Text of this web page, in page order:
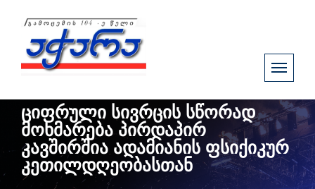
ციფრული სივრცის სწორად
მოხმარება პირდაპირ
კავშირშია ადამიანის ფსიქიკურ
კეთილდღეობასთან